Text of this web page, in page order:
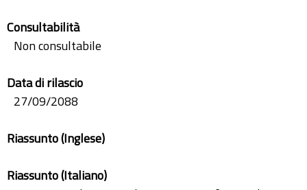
Consultabilità
Non consultabile
Data di rilascio
27/09/2088
Riassunto (Inglese)
Riassunto (Italiano)